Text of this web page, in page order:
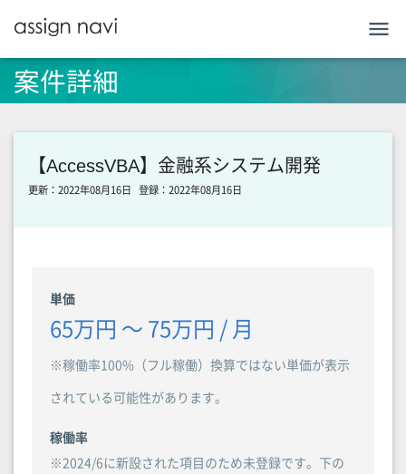
menu
案件詳細
【AccessVBA】金融系システム開発
更新：2022年08月16日 登録：2022年08月16日
単価
65万円 〜 75万円 / 月
※稼働率100%（フル稼働）換算ではない単価が表示
されている可能性があります。
稼働率
※2024/6に新設された項目のため未登録です。下の